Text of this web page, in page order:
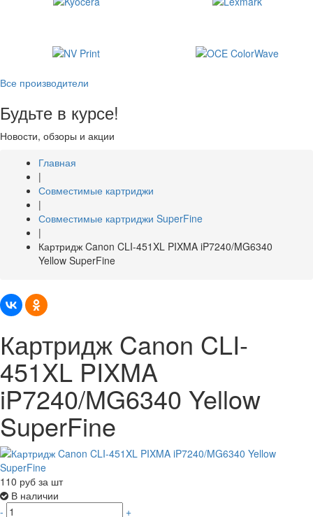
Все производители
Будьте в курсе!
Новости, обзоры и акции
Главная
|
Совместимые картриджи
|
Совместимые картриджи SuperFine
|
Картридж Canon CLI-451XL PIXMA iP7240/MG6340
Yellow SuperFine
Картридж Canon CLI-
451XL PIXMA
iP7240/MG6340 Yellow
SuperFine
110 руб за шт
В наличии
-
+